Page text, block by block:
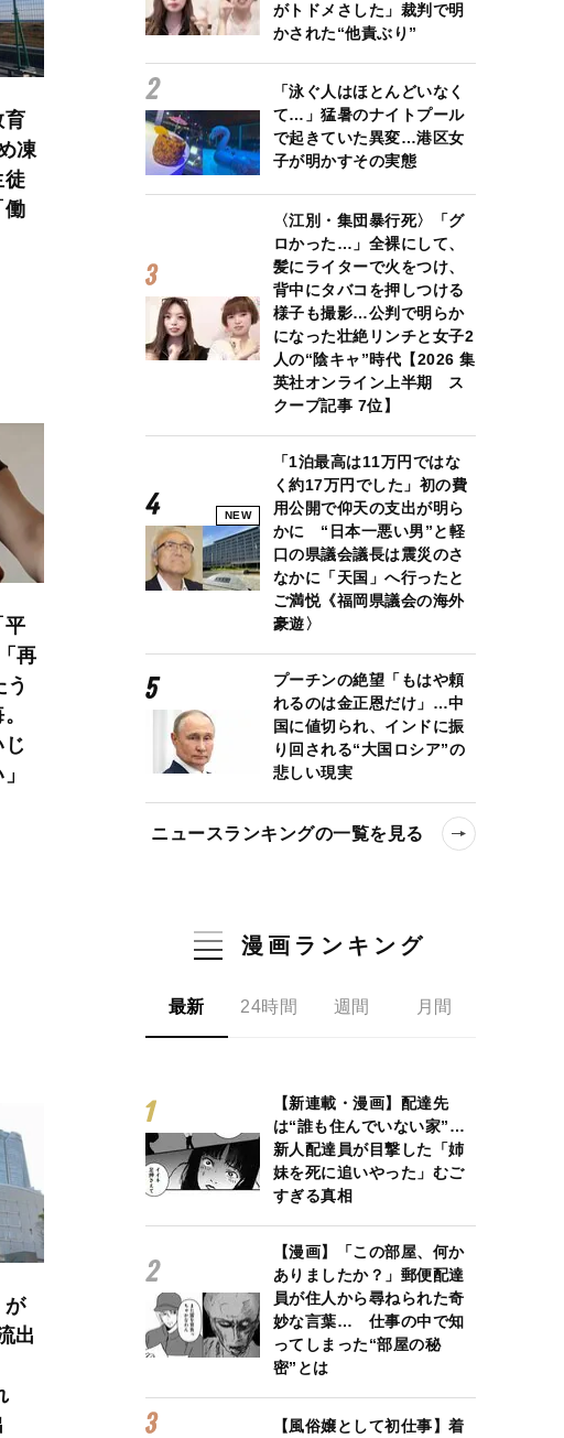
育
凍
徒
働
平
再
が
出
がトドメさした」裁判で明
かされた“他責ぶり”
「泳ぐ人はほとんどいなく
て…」猛暑のナイトプール
で起きていた異変…港区女
子が明かすその実態
〈江別・集団暴行死〉「グ
ロかった…」全裸にして、
髪にライターで火をつけ、
背中にタバコを押しつける
様子も撮影…公判で明らか
になった壮絶リンチと女子2
人の“陰キャ”時代【2026 集
英社オンライン上半期 ス
クープ記事 7位】
NEW
「1泊最高は11万円ではな
く約17万円でした」初の費
用公開で仰天の支出が明ら
かに “日本一悪い男”と軽
口の県議会議長は震災のさ
なかに「天国」へ行ったと
ご満悦《福岡県議会の海外
豪遊〉
プーチンの絶望「もはや頼
れるのは金正恩だけ」…中
国に値切られ、インドに振
り回される“大国ロシア”の
悲しい現実
ニュースランキングの一覧を見る
漫画ランキング
最新 24時間 週間 月間
【新連載・漫画】配達先
は“誰も住んでいない家”…
新人配達員が目撃した「姉
妹を死に追いやった」むご
すぎる真相
【漫画】「この部屋、何か
ありましたか？」郵便配達
員が住人から尋ねられた奇
妙な言葉… 仕事の中で知
ってしまった“部屋の秘
密”とは
【風俗嬢として初仕事】着